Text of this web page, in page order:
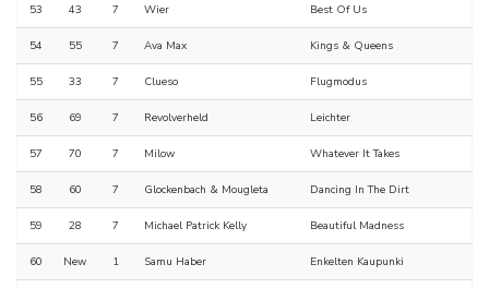
53 43 7 Wier Best Of Us
54 55 7 Ava Max Kings & Queens
55 33 7 Clueso Flugmodus
56 69 7 Revolverheld Leichter
57 70 7 Milow Whatever It Takes
58 60 7 Glockenbach & Mougleta Dancing In The Dirt
59 28 7 Michael Patrick Kelly Beautiful Madness
60 New 1 Samu Haber Enkelten Kaupunki